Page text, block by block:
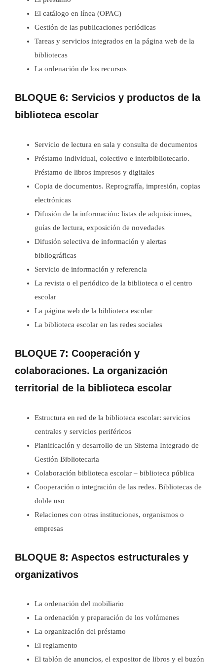
El catálogo en línea (OPAC)
Gestión de las publicaciones periódicas
Tareas y servicios integrados en la página web de la
bibliotecas
La ordenación de los recursos
BLOQUE 6: Servicios y productos de la
biblioteca escolar
Servicio de lectura en sala y consulta de documentos
Préstamo individual, colectivo e interbibliotecario.
Préstamo de libros impresos y digitales
Copia de documentos. Reprografía, impresión, copias
electrónicas
Difusión de la información: listas de adquisiciones,
guías de lectura, exposición de novedades
Difusión selectiva de información y alertas
bibliográficas
Servicio de información y referencia
La revista o el periódico de la biblioteca o el centro
escolar
La página web de la biblioteca escolar
La biblioteca escolar en las redes sociales
BLOQUE 7: Cooperación y
colaboraciones. La organización
territorial de la biblioteca escolar
Estructura en red de la biblioteca escolar: servicios
centrales y servicios periféricos
Planificación y desarrollo de un Sistema Integrado de
Gestión Bibliotecaria
Colaboración biblioteca escolar – biblioteca pública
Cooperación o integración de las redes. Bibliotecas de
doble uso
Relaciones con otras instituciones, organismos o
empresas
BLOQUE 8: Aspectos estructurales y
organizativos
La ordenación del mobiliario
La ordenación y preparación de los volúmenes
La organización del préstamo
El reglamento
El tablón de anuncios, el expositor de libros y el buzón